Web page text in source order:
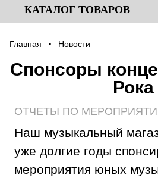
КАТАЛОГ ТОВАРОВ
Главная • Новости
Спонсоры
Рока
ОТЧЕТЫ ПО
Наш музыкальный
уже долгие годы
мероприятия юных